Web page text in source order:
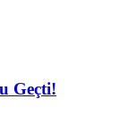
Geçti!